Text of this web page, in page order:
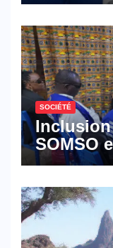
SOCIÉTÉ
SOMSO
militent